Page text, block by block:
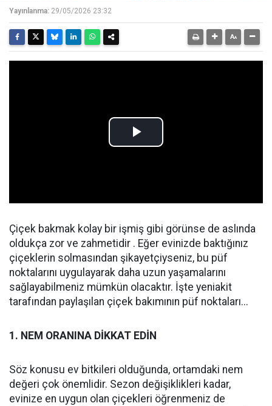
Yayınlanma: 29/05/2026 23:32
Çiçek bakmak kolay bir işmiş gibi görünse de aslında
oldukça zor ve zahmetidir . Eğer evinizde baktığınız
çiçeklerin solmasından şikayetçiyseniz, bu püf
noktalarını uygulayarak daha uzun yaşamalarını
sağlayabilmeniz mümkün olacaktır. İşte yeniakit
tarafından paylaşılan çiçek bakımının püf noktaları...
1. NEM ORANINA DİKKAT EDİN
Söz konusu ev bitkileri olduğunda, ortamdaki nem
değeri çok önemlidir. Sezon değişiklikleri kadar,
evinize en uygun olan çiçekleri öğrenmeniz de